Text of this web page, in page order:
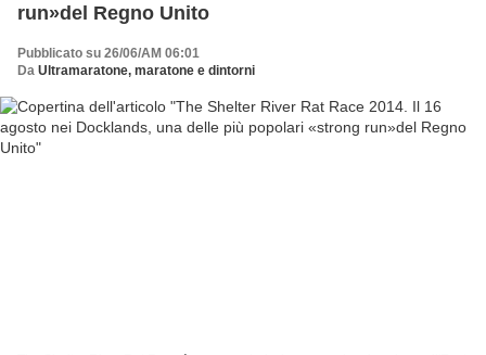
run»del Regno Unito
Pubblicato su 26/06/AM 06:01
Da Ultramaratone, maratone e dintorni